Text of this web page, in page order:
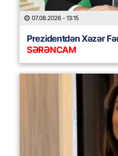
07.08.2026 - 13:15
Prezidentdən Xəzər
SƏRƏNCAM